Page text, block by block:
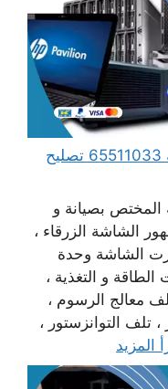
مهندس كمبيوتر العارضية الصناعية 65511033 تصليح
المختص بصيانة و
الشاشة الزرقاء ،
الشاشة وحدة
و التغذية ،
معالج الرسوم ،
تلف التوانزستور ،
المزيد